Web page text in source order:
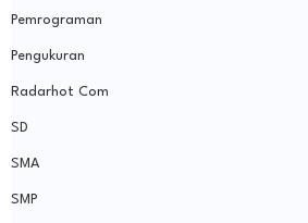
Pemrograman
Pengukuran
Radarhot Com
SD
SMA
SMP